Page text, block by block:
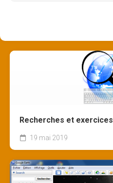
Recherches et exercices
19 mai 2019